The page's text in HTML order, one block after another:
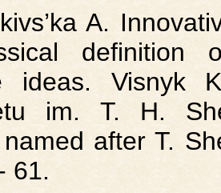
A.
definition
ideas. Visnyk
im. T. H.
after T.
61.